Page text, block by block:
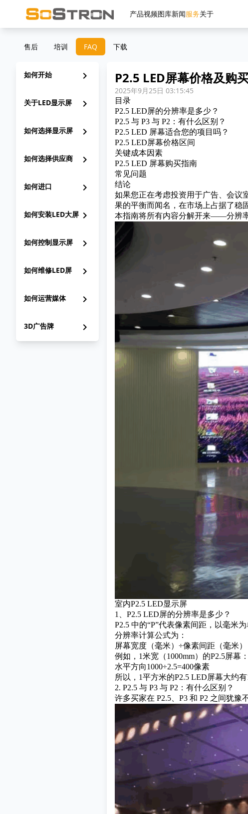
产品视频图库新闻服务关于
售后 培训 FAQ 下载
如何开始 chevron_right
关于LED显示屏 chevron_right
如何选择显示屏 chevron_right
如何选择供应商 chevron_right
如何进口 chevron_right
如何安装LED大屏 chevron_right
如何控制显示屏 chevron_right
如何维修LED屏 chevron_right
如何运营媒体 chevron_right
3D广告牌 chevron_right
P2.5 LED屏幕价格及购
2025年9月25日 03:15:45
目录
P2.5 LED屏的分辨率是多少？
P2.5 与 P3 与 P2：有什么区别？
P2.5 LED 屏幕适合您的项目吗？
P2.5 LED屏幕价格区间
关键成本因素
P2.5 LED 屏幕购买指南
常见问题
结论
如果您正在考虑投资用于广告、会议
果的平衡而闻名，在市场上占据了稳
本指南将所有内容分解开来——分辨
室内P2.5 LED显示屏
1、P2.5 LED屏的分辨率是多少？
P2.5 中的“P”代表像素间距，以毫米为
分辨率计算公式为：
屏幕宽度（毫米）÷像素间距（毫米）
例如，1米宽（1000mm）的P2.5屏幕：
水平方向1000÷2.5=400像素
所以，1平方米的P2.5 LED屏幕大约有
2. P2.5 与 P3 与 P2：有什么区别？
许多买家在 P2.5、P3 和 P2 之间犹豫